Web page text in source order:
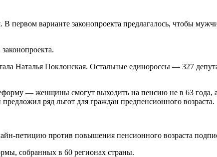
варианте законопроекта предлагалось, чтобы
Наталья Поклонская. Остальные единороссы — 327
— женщины смогут выходить на пенсию не в 63 года,
ряд льгот для граждан предпенсионного возраста.
петицию против повышения пенсионного возраста
собранных в 60 регионах страны.